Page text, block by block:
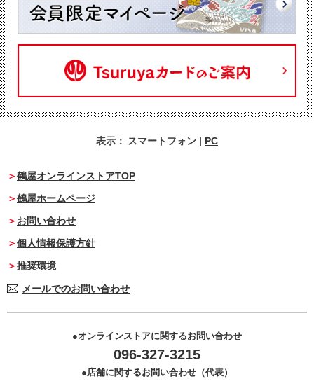
表示： スマートフォン | PC
鶴屋オンラインストアTOP
鶴屋ホームページ
お問い合わせ
個人情報保護方針
推奨環境
メールでのお問い合わせ
オンラインストアに関するお問い合わせ
096-327-3215
店舗に関するお問い合わせ（代表）